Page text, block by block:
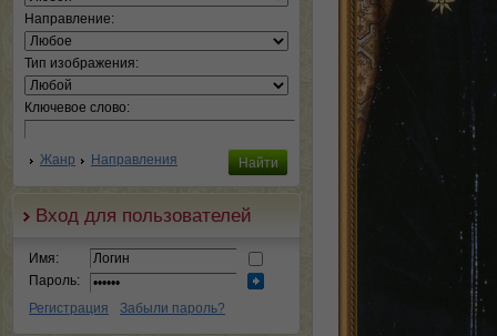
Направление:
Тип изображения:
Ключевое слово:
Жанр Направления
Вход для пользователей
Имя:
Пароль:
Регистрация
Забыли пароль?